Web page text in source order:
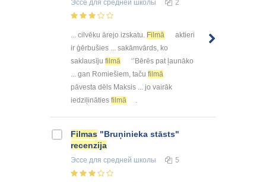
Эссе для средней школы 2
... cilvēku ārejo izskatu. Filmā
aktieri
ir ģērbušies ... sakāmvārds, ko
saklausīju filmā
‘’Bērēs pat ļaunāko
... gan Romiešiem, taču filmā
pāvesta dēls Maksis ... jo vairāk
iedziļināties filmā .
Filmas "Bruņinieka stāsts"
recenzija
Эссе для средней школы 5